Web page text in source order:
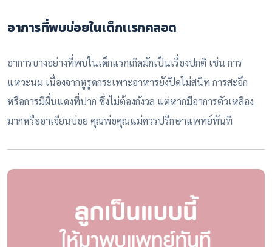
อาการที่พบบ่อยในเด็กแรกคลอด
อาการบางอย่างที่พบในเด็กแรกเกิดมักเป็นเรื่องปกติ เช่น การ
แหวะนม เนื่องจากหูรูดกระเพาะอาหารยังปิดไม่สนิท การสะอึก
หรือการมีผื่นแดงที่ปาก ซึ่งไม่ต้องกังวล แต่หากมีอาการตัวเหลือง
มากหรืออาเจียนบ่อย คุณพ่อคุณแม่ควรปรึกษาแพทย์ทันที